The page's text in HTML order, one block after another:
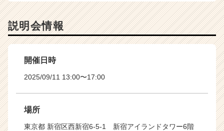
説明会情報
開催日時
2025/09/11 13:00〜17:00
場所
東京都 新宿区西新宿6-5-1 新宿アイランドタワー6階